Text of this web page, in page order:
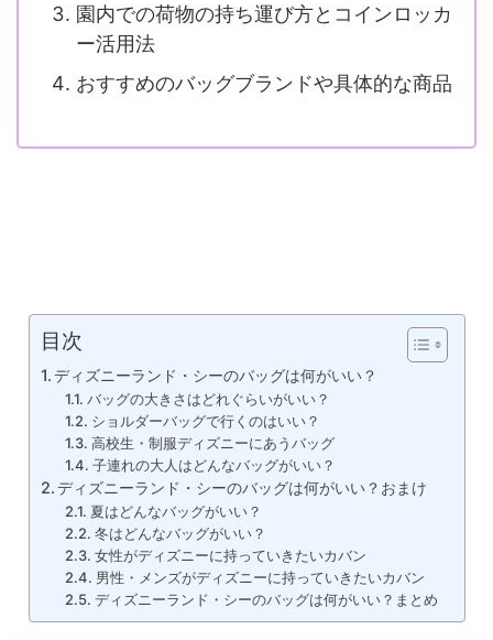
園内での荷物の持ち運び方とコインロッカ
ー活用法
おすすめのバッグブランドや具体的な商品
目次
ディズニーランド・シーのバッグは何がいい？
バッグの大きさはどれぐらいがいい？
ショルダーバッグで行くのはいい？
高校生・制服ディズニーにあうバッグ
子連れの大人はどんなバッグがいい？
ディズニーランド・シーのバッグは何がいい？おまけ
夏はどんなバッグがいい？
冬はどんなバッグがいい？
女性がディズニーに持っていきたいカバン
男性・メンズがディズニーに持っていきたいカバン
ディズニーランド・シーのバッグは何がいい？まとめ